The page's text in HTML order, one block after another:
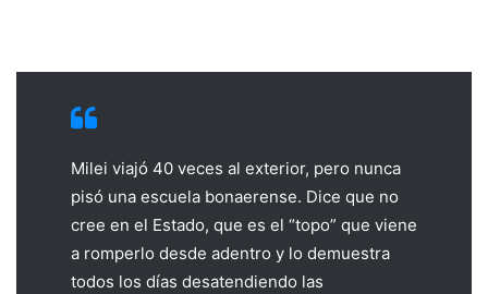
Milei viajó 40 veces al exterior, pero nunca
pisó una escuela bonaerense. Dice que no
cree en el Estado, que es el “topo” que viene
a romperlo desde adentro y lo demuestra
todos los días desatendiendo las